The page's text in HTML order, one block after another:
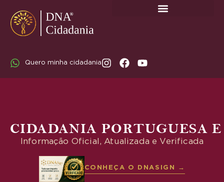
Quero minha cidadania
CIDADANIA PORTUGUESA
Informação Oficial, Atualizada e Verificada
CONHEÇA O DNASIGN →